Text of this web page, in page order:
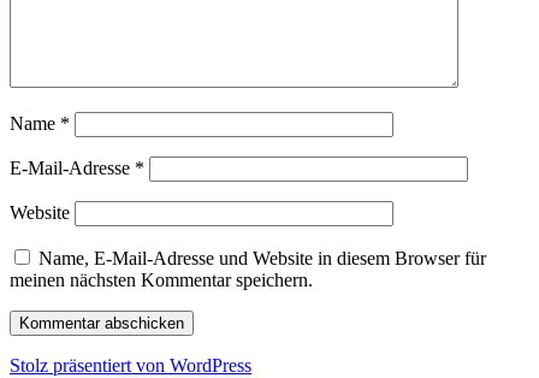
Name *
E-Mail-Adresse *
Website
Name, E-Mail-Adresse und Website in diesem Browser für
meinen nächsten Kommentar speichern.
Stolz präsentiert von WordPress